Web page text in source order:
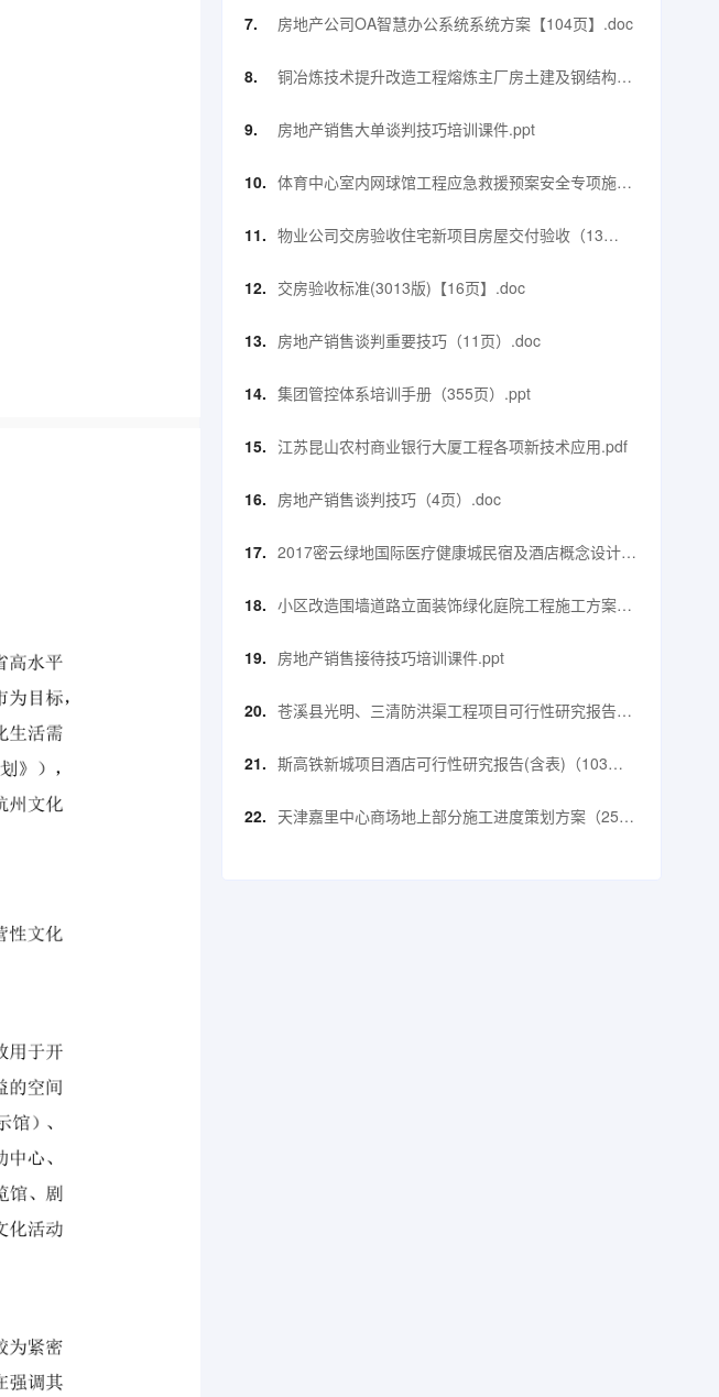
工措施及方案【52页】.docx
房地产公司OA智慧办公系统系统方案【104页】.doc
铜冶炼技术提升改造工程熔炼主厂房土建及钢结构工
程钢结构施工方案【90页】.doc
房地产销售大单谈判技巧培训课件.ppt
体育中心室内网球馆工程应急救援预案安全专项施工
方案（60页）.doc
物业公司交房验收住宅新项目房屋交付验收（13
页）.doc
交房验收标准(3013版)【16页】.doc
房地产销售谈判重要技巧（11页）.doc
集团管控体系培训手册（355页）.ppt
江苏昆山农村商业银行大厦工程各项新技术应用.pdf
房地产销售谈判技巧（4页）.doc
2017密云绿地国际医疗健康城民宿及酒店概念设计方
案.pdf
小区改造围墙道路立面装饰绿化庭院工程施工方案
（181页）.docx
房地产销售接待技巧培训课件.ppt
苍溪县光明、三清防洪渠工程项目可行性研究报告
（56页）.doc
斯高铁新城项目酒店可行性研究报告(含表)（103
页）.pdf
天津嘉里中心商场地上部分施工进度策划方案（25